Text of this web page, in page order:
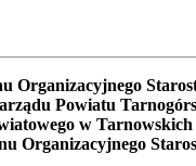
Organizacyjnego
Powiatu
w
Organizacyjnego